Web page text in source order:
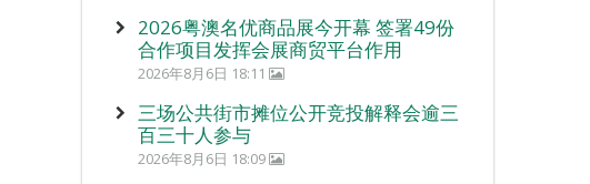
2026粤澳名优商品展今开幕 签署49份
合作项目发挥会展商贸平台作用
2026年8月6日 18:11
三场公共街市摊位公开竞投解释会逾三
百三十人参与
2026年8月6日 18:09